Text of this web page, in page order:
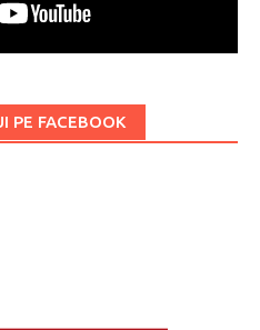
PE FACEBOOK